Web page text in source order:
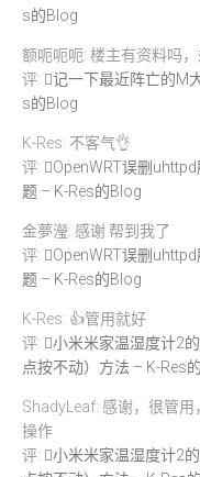
s的Blog
额呃呃呃: 楼主有资料吗
评:
记一下最近阵亡的M
s的Blog
K-Res: 不客气👌
评:
OpenWRT误删
题 – K-Res的Blog
金夢瀅: 感谢 帮到我了
评:
OpenWRT误删
题 – K-Res的Blog
K-Res: 👍管用就好
评:
小米米家温湿度计2
点按不动）方法 – K-Res
ShadyLeaf: 感谢，很管
操作
评:
小米米家温湿度计2